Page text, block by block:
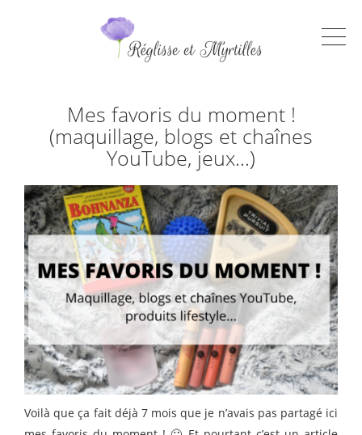
Mes favoris du moment !
(maquillage, blogs et chaînes
YouTube, jeux…)
Voilà que ça fait déjà 7 mois que je n’avais pas partagé ici